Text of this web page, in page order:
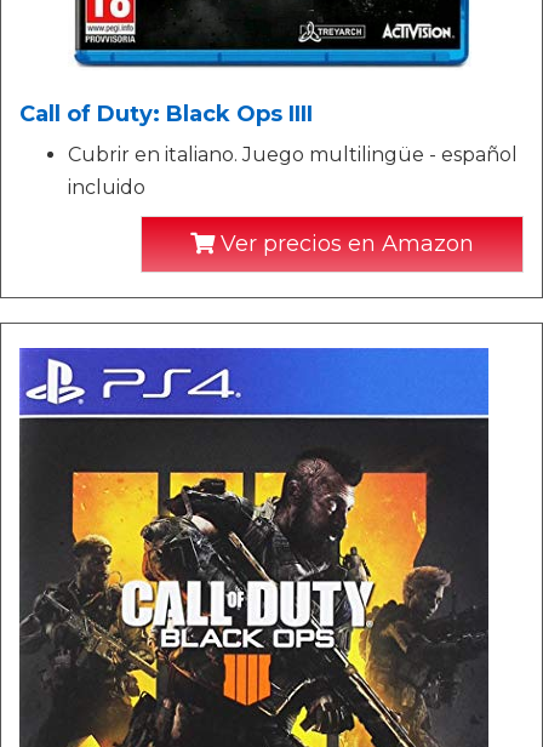
Call of Duty: Black Ops IIII
Cubrir en italiano. Juego multilingüe - español
incluido
Ver precios en Amazon